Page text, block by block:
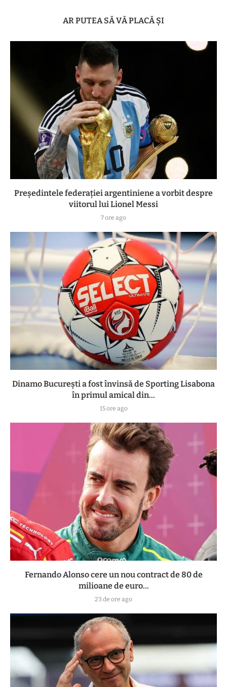
AR PUTEA SĂ VĂ PLACĂ ȘI
Președintele federației argentiniene a vorbit despre
viitorul lui Lionel Messi
7 ore ago
Dinamo București a fost învinsă de Sporting Lisabona
în primul amical din...
15 ore ago
Fernando Alonso cere un nou contract de 80 de
milioane de euro...
23 de ore ago